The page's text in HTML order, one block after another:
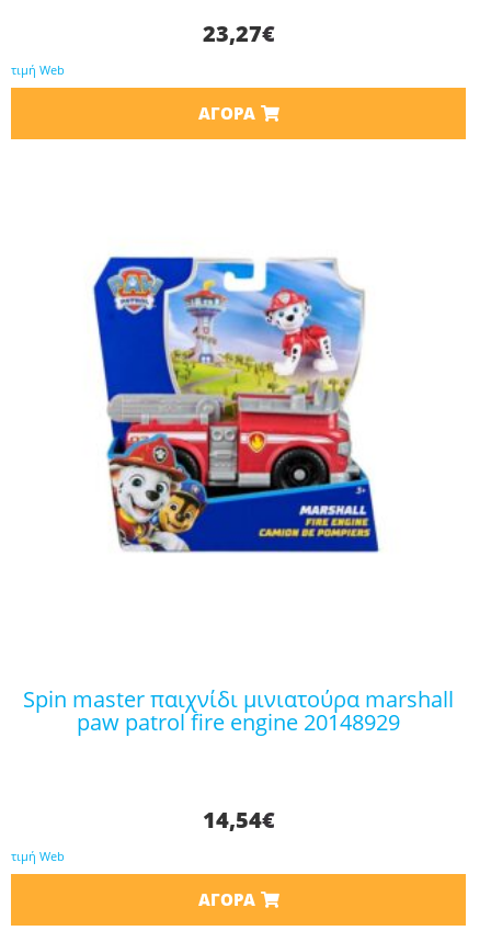
23,27€
τιμή Web
ΑΓΟΡΆ
spin master παιχνίδι μινιατούρα marshall
paw patrol fire engine 20148929
14,54€
τιμή Web
ΑΓΟΡΆ